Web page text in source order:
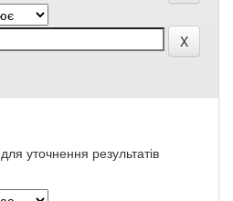
уточнення результатів